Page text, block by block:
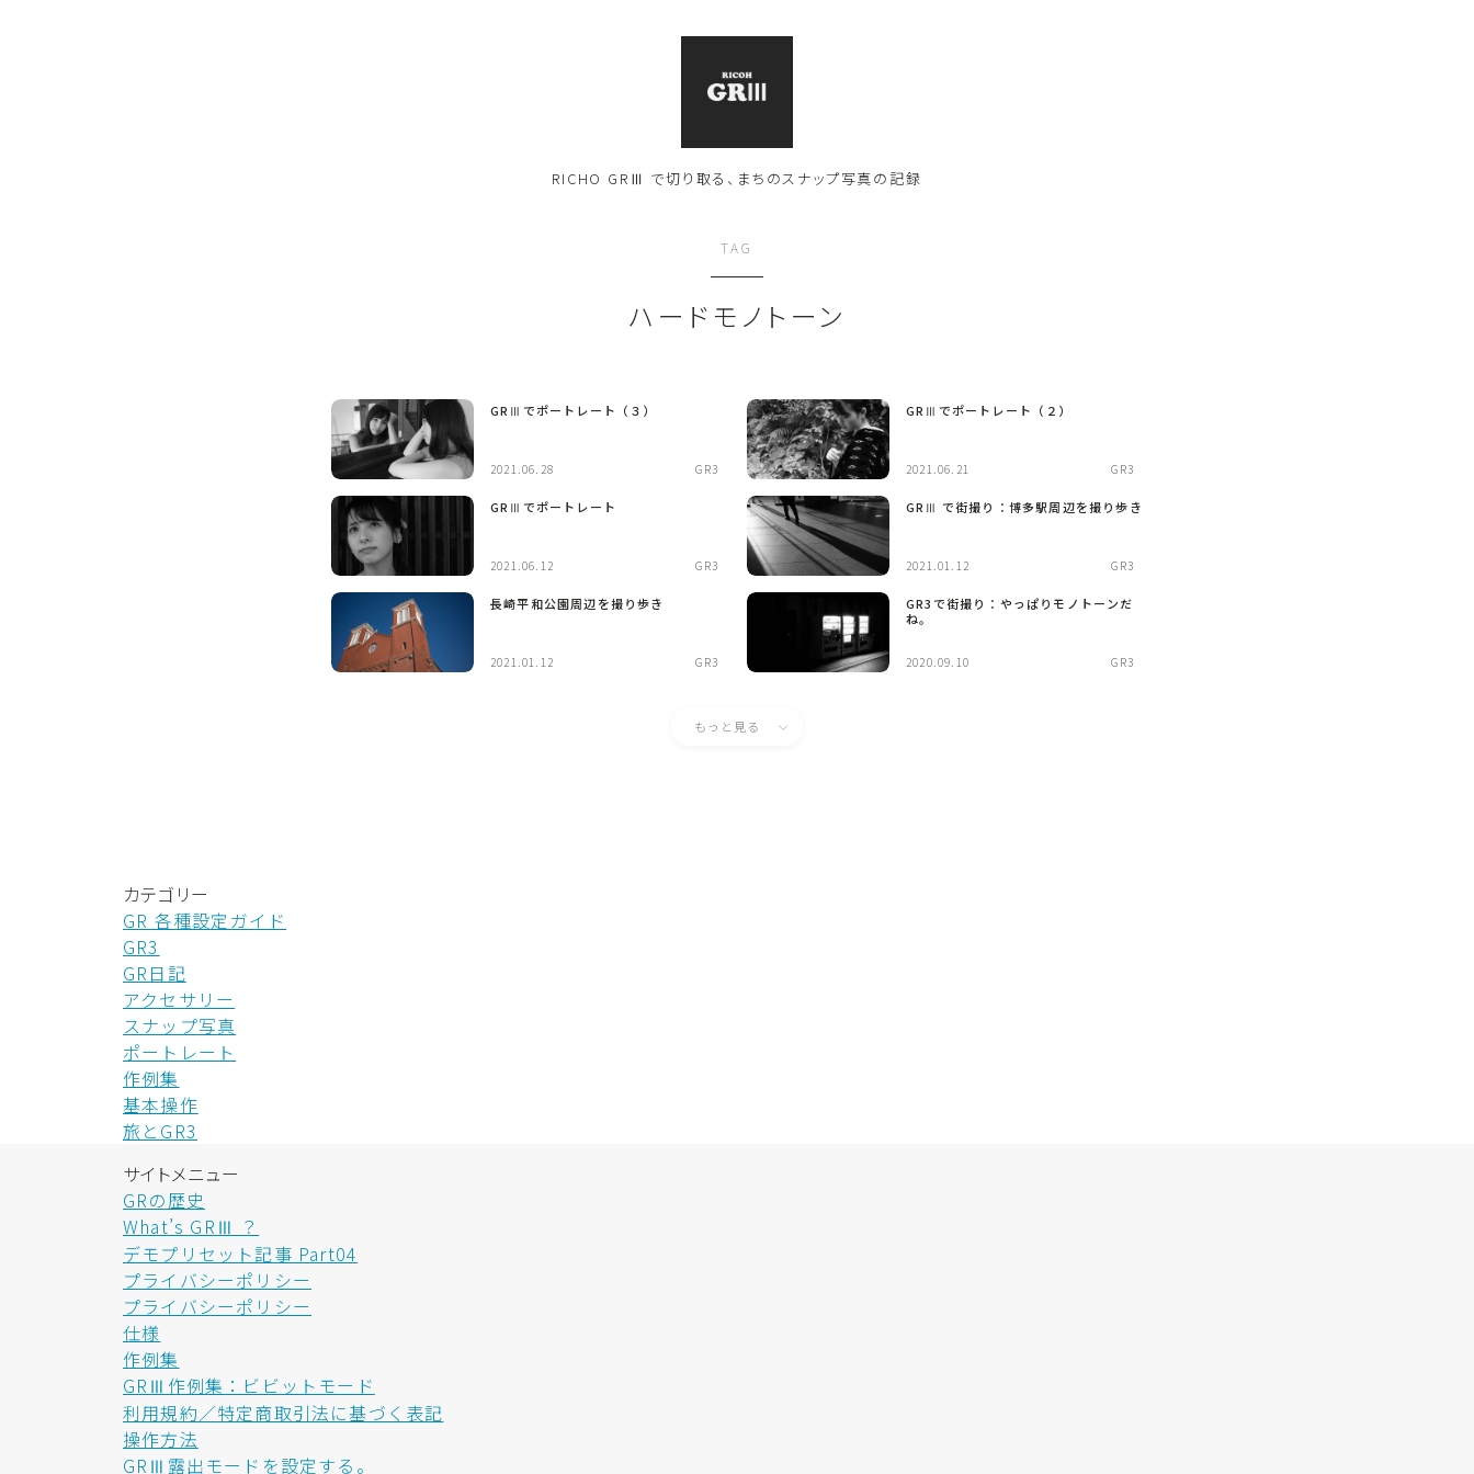
RICHO GRⅢ で切り取る、まちのスナップ写真の記録
TAG
ハードモノトーン
GRⅢでポートレート（３）
2021.06.28 GR3
GRⅢでポートレート（２）
2021.06.21 GR3
GRⅢでポートレート
2021.06.12 GR3
GRⅢ で街撮り：博多駅周辺を撮り歩き
2021.01.12 GR3
長崎平和公園周辺を撮り歩き
2021.01.12 GR3
GR3で街撮り：やっぱりモノトーンだ
ね。
2020.09.10 GR3
もっと見る
カテゴリー
GR 各種設定ガイド
GR3
GR日記
アクセサリー
スナップ写真
ポートレート
作例集
基本操作
旅とGR3
サイトメニュー
GRの歴史
What’s GRⅢ ？
デモプリセット記事 Part04
プライバシーポリシー
プライバシーポリシー
仕様
作例集
GRⅢ作例集：ビビットモード
利用規約／特定商取引法に基づく表記
操作方法
GRⅢ露出モードを設定する。